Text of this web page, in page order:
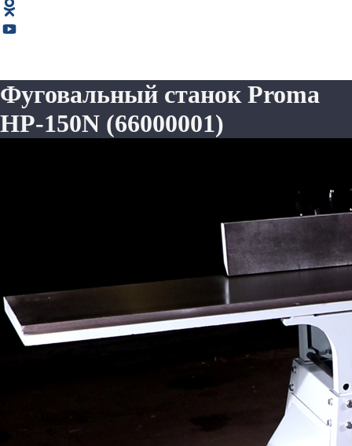
Фуговальный станок Proma
HP-150N (66000001)